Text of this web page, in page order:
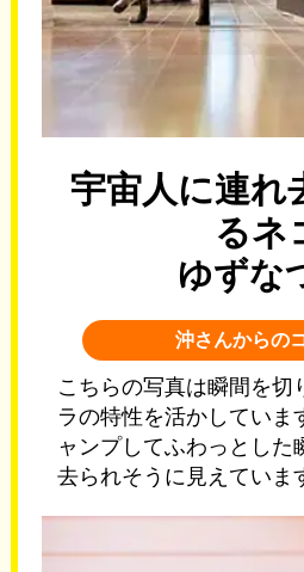
宇宙人に連れ
るネ
ゆずな
沖さんからの
こちらの写真は瞬間を切
ラの特性を活かしていま
ャンプしてふわっとした
去られそうに見えていま